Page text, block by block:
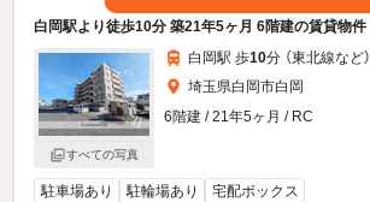
白岡駅より徒歩10分 築21年5ヶ月 6階建の賃貸物件
すべての写真
白岡駅 歩10分 （東北線など）
埼玉県白岡市白岡
6階建 / 21年5ヶ月 / RC
駐車場あり 駐輪場あり 宅配ボックス